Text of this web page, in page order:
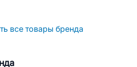
все товары бренда